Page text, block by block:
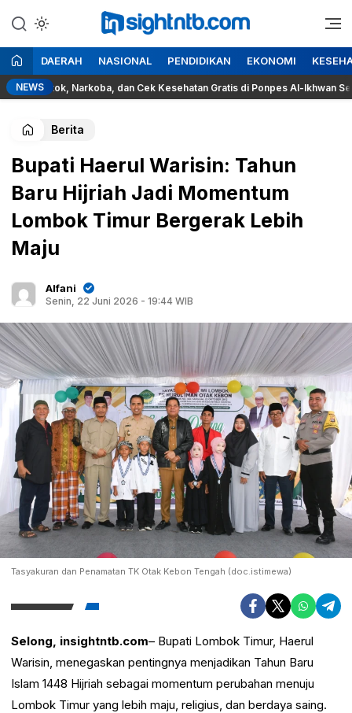
ke
konten
Insight NTB
Berita Seputar NTB
DAERAH NASIONAL PENDIDIKAN EKONOMI
NEWSNarkoba, dan Cek Kesehatan Gratis di Ponpes Al-Ikhwan Sesait
Berita
Bupati Haerul Warisin: Tahun
Baru Hijriah Jadi Momentum
Lombok Timur Bergerak Lebih
Maju
Alfani
Senin, 22 Juni 2026 - 19:44 WIB
Tasyakuran dan Penamatan TK Otak Kebon Tengah (doc.istimewa)
Selong, insightntb.com– Bupati Lombok Timur, Haerul
Warisin, menegaskan pentingnya menjadikan Tahun Baru
Islam 1448 Hijriah sebagai momentum perubahan menuju
Lombok Timur yang lebih maju, religius, dan berdaya saing.